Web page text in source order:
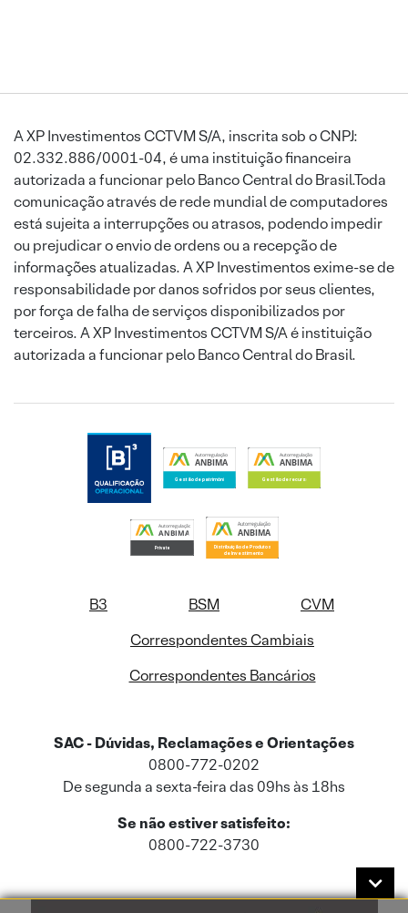
A XP Investimentos CCTVM S/A, inscrita sob o CNPJ:
02.332.886/0001-04, é uma instituição financeira
autorizada a funcionar pelo Banco Central do Brasil.Toda
comunicação através de rede mundial de computadores
está sujeita a interrupções ou atrasos, podendo impedir
ou prejudicar o envio de ordens ou a recepção de
informações atualizadas. A XP Investimentos exime-se de
responsabilidade por danos sofridos por seus clientes,
por força de falha de serviços disponibilizados por
terceiros. A XP Investimentos CCTVM S/A é instituição
autorizada a funcionar pelo Banco Central do Brasil.
B3 BSM
CVM
Correspondentes Cambiais
Correspondentes Bancários
SAC - Dúvidas, Reclamações e Orientações
0800-772-0202
De segunda a sexta-feira das 09hs às 18hs
Se não estiver satisfeito:
0800-722-3730